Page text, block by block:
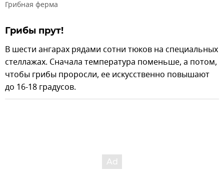
Грибная ферма
Грибы прут!
В шести ангарах рядами сотни тюков на специальных
стеллажах. Сначала температура поменьше, а потом,
чтобы грибы проросли, ее искусственно повышают
до 16-18 градусов.